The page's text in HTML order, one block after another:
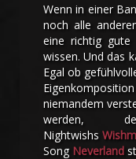
Wenn in einer
noch alle
eine richtig gute
wissen. Und das
Egal ob
niemandem
werden,
Nightwishs
Song Neverland